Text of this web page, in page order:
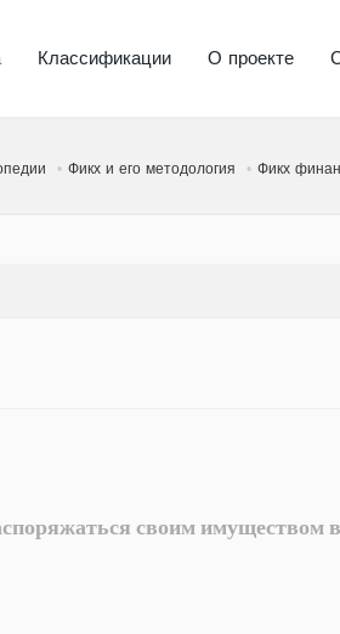
Классификации О проекте
Фикх и его методология Фикх
своим имуществом